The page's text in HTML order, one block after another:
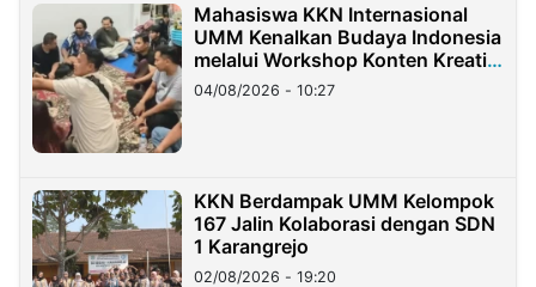
Mahasiswa KKN Internasional
UMM Kenalkan Budaya Indonesia
melalui Workshop Konten Kreatif
di Taiwan
04/08/2026 - 10:27
KKN Berdampak UMM Kelompok
167 Jalin Kolaborasi dengan SDN
1 Karangrejo
02/08/2026 - 19:20